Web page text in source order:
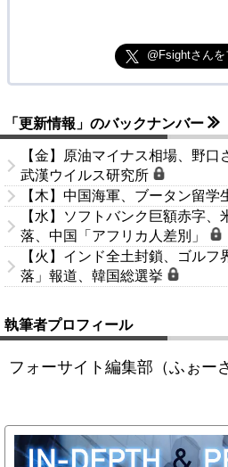
@Fsightさんを
「更新情報」のバックナンバー
【金】原油マイナス相場、野口
武漢ウイルス研究所
【木】中国海軍、ブータン留学
【水】ソフトバンク巨額赤字
落、中国「アフリカ人差別」
【火】インド全土封鎖、ゴル
落」報道、韓国総選挙
執筆者プロフィール
フォーサイト編集部（ふぉー